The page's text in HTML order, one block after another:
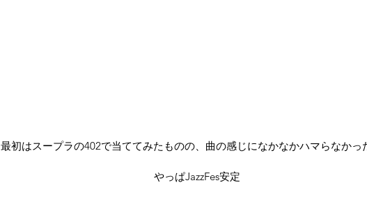
最初はスープラの402で当ててみたものの、曲の感じになかなかハマらなかっ
やっぱJazzFes安定